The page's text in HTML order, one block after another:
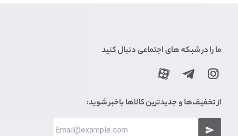
ما را در شبکه های اجتماعی دنبال کنید
از تخفیف‌ها و جدیدترین کالاها باخبر شوید: